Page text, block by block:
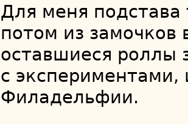
Для меня
потом из замочков
оставшиеся роллы
с экспериментами,
Филадельфии.